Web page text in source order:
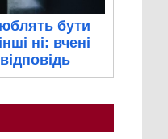
бути
ні: вчені